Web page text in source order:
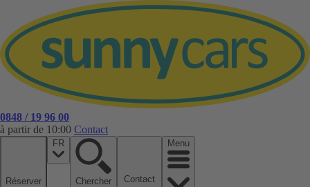
0848 / 19 96 00
à partir de 10:00 Contact
Réserver
FR
Chercher
Menu